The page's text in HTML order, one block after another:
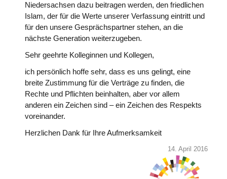
Niedersachsen dazu beitragen werden, den friedlichen
Islam, der für die Werte unserer Verfassung eintritt und
für den unsere Gesprächspartner stehen, an die
nächste Generation weiterzugeben.
Sehr geehrte Kolleginnen und Kollegen,
ich persönlich hoffe sehr, dass es uns gelingt, eine
breite Zustimmung für die Verträge zu finden, die
Rechte und Pflichten beinhalten, aber vor allem
anderen ein Zeichen sind – ein Zeichen des Respekts
voreinander.
Herzlichen Dank für Ihre Aufmerksamkeit
14. April 2016